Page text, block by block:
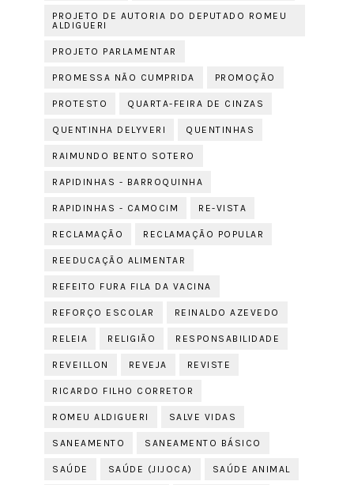
PROJETO DE AUTORIA DO DEPUTADO ROMEU
ALDIGUERI
PROJETO PARLAMENTAR
PROMESSA NÃO CUMPRIDA PROMOÇÃO
PROTESTO QUARTA-FEIRA DE CINZAS
QUENTINHA DELYVERI QUENTINHAS
RAIMUNDO BENTO SOTERO
RAPIDINHAS - BARROQUINHA
RAPIDINHAS - CAMOCIM RE-VISTA
RECLAMAÇÃO RECLAMAÇÃO POPULAR
REEDUCAÇÃO ALIMENTAR
REFEITO FURA FILA DA VACINA
REFORÇO ESCOLAR REINALDO AZEVEDO
RELEIA RELIGIÃO RESPONSABILIDADE
REVEILLON REVEJA REVISTE
RICARDO FILHO CORRETOR
ROMEU ALDIGUERI SALVE VIDAS
SANEAMENTO SANEAMENTO BÁSICO
SAÚDE SAÚDE (JIJOCA) SAÚDE ANIMAL